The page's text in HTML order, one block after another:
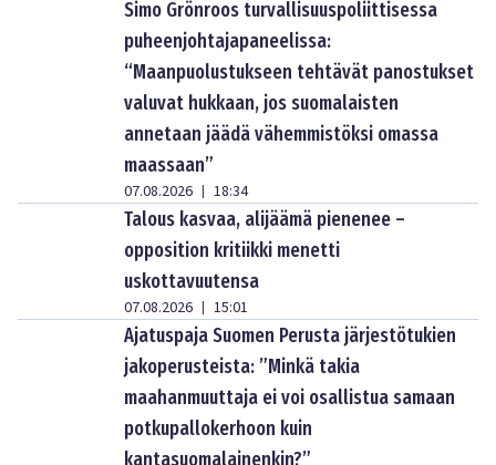
Simo Grönroos turvallisuuspoliittisessa
puheenjohtajapaneelissa:
“Maanpuolustukseen tehtävät panostukset
valuvat hukkaan, jos suomalaisten
annetaan jäädä vähemmistöksi omassa
maassaan”
07.08.2026 | 18:34
Talous kasvaa, alijäämä pienenee –
opposition kritiikki menetti
uskottavuutensa
07.08.2026 | 15:01
Ajatuspaja Suomen Perusta järjestötukien
jakoperusteista: ”Minkä takia
maahanmuuttaja ei voi osallistua samaan
potkupallokerhoon kuin
kantasuomalainenkin?”